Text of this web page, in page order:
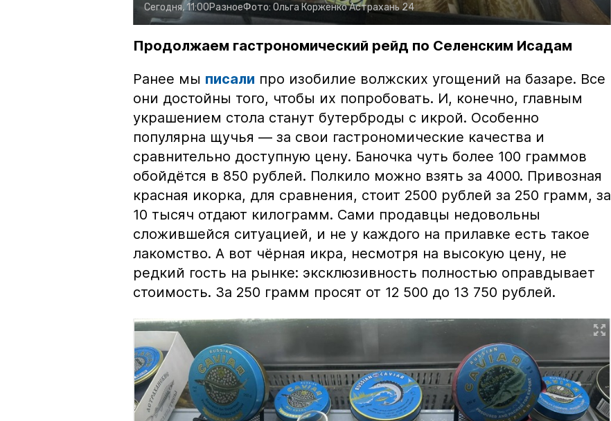
Сегодня, 11:00РазноеФото: Ольга КорженкоАстрахань 24
Продолжаем гастрономический рейд по Селенским Исадам
Ранее мы писали про изобилие волжских угощений на базаре. Все
они достойны того, чтобы их попробовать. И, конечно, главным
украшением стола станут бутерброды с икрой. Особенно
популярна щучья — за свои гастрономические качества и
сравнительно доступную цену. Баночка чуть более 100 граммов
обойдётся в 850 рублей. Полкило можно взять за 4000. Привозная
красная икорка, для сравнения, стоит 2500 рублей за 250 грамм, за
10 тысяч отдают килограмм. Сами продавцы недовольны
сложившейся ситуацией, и не у каждого на прилавке есть такое
лакомство. А вот чёрная икра, несмотря на высокую цену, не
редкий гость на рынке: эксклюзивность полностью оправдывает
стоимость. За 250 грамм просят от 12 500 до 13 750 рублей.